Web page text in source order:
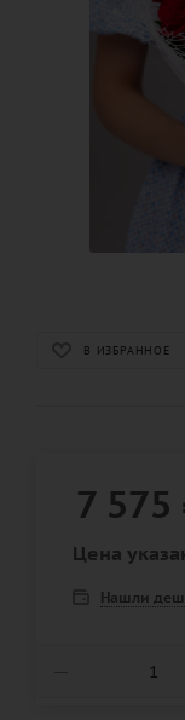
В ИЗБРАННОЕ
7 575
Цена
Нашли